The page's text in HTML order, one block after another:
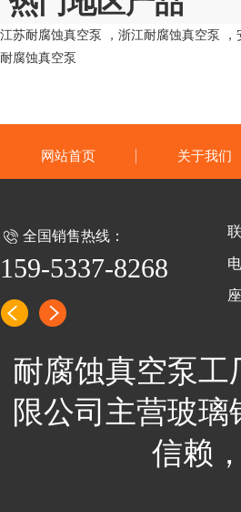
江苏耐腐蚀真空泵 ， 浙江耐腐蚀真空泵 ，
耐腐蚀真空泵
网站首页 关于我们
全国销售热线：
159-5337-8268
耐腐蚀真空泵
限公司 主营玻璃
信赖，